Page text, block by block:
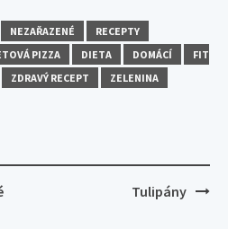
NEZAŘAZENÉ
RECEPTY
PIZZA DIETA DOMÁCÍ
FIT
ZDRAVÝ RECEPT ZELENINA
Tulipány